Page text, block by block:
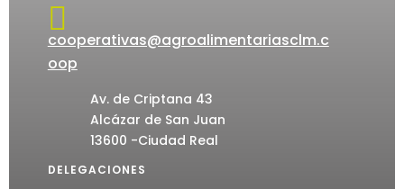

cooperativas@agroalimentariasclm.c
oop
Av. de Criptana 43
Alcázar de San Juan
13600 -Ciudad Real
DELEGACIONES